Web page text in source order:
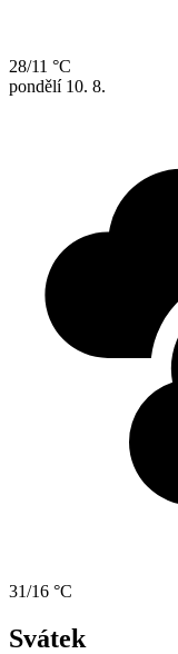
28/11 °C
pondělí 10. 8.
31/16 °C
Svátek